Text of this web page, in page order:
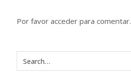
Por favor acceder para comentar.